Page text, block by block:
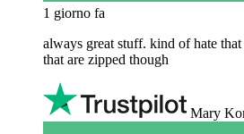
1 giorno fa
always great stuff. kind of hate
that are zipped though
Mary